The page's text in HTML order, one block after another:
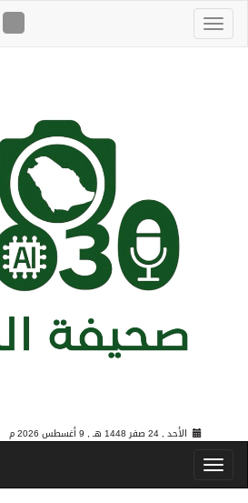
الأحد , 24 صفر 1448 هـ , 9 أغسطس 2026 م |